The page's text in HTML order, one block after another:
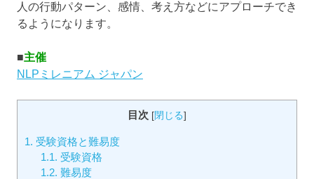
人の行動パターン、感情、考え方などにアプローチでき
るようになります。
■主催
NLPミレニアム ジャパン
目次 [閉じる]
1. 受験資格と難易度
1.1. 受験資格
1.2. 難易度